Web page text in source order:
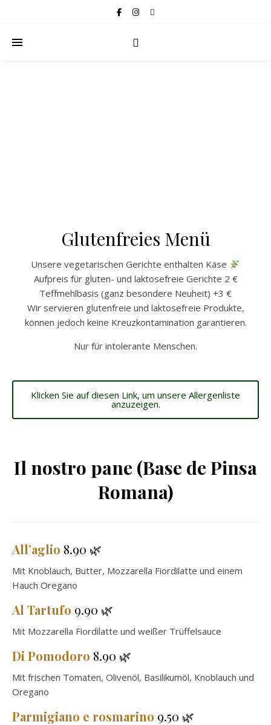
Glutenfreies Menü
Unsere vegetarischen Gerichte enthalten Käse
Aufpreis für gluten- und laktosefreie Gerichte 2 €
Teffmehlbasis (ganz besondere Neuheit) +3 €
Wir servieren glutenfreie und laktosefreie Produkte,
können jedoch keine Kreuzkontamination garantieren.
Nur für intolerante Menschen.
Klicken Sie auf diesen Link, um unsere Allergenliste
anzuzeigen.
Il nostro pane (Base de Pinsa
Romana)
All’aglio 8.90 🌿
Mit Knoblauch, Butter, Mozzarella Fiordilatte und einem
Hauch Oregano
Al Tartufo 9.90 🌿
Mit Mozzarella Fiordilatte und weißer Trüffelsauce
Di Pomodoro 8.90 🌿
Mit frischen Tomaten, Olivenöl, Basilikumöl, Knoblauch und
Oregano
Parmigiano e rosmarino 9.50 🌿